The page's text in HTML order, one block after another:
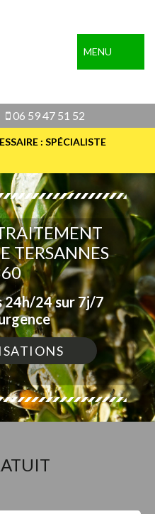
MENU
06 59 47 51 52
: SPÉCIALISTE
TERSANNES
24h/24 sur 7j/7